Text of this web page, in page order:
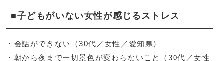
■子どもがいない女性が感じるストレス
・会話ができない（30代／女性／愛知県）
・朝から夜まで一切景色が変わらないこと（30代／女性